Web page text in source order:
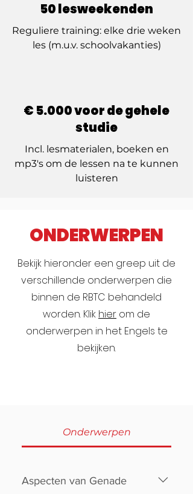
50 lesweekenden
Reguliere training: elke drie weken
les (m.u.v. schoolvakanties)
€ 5.000 voor de gehele
studie
Incl. lesmaterialen, boeken en
mp3's om de lessen na te kunnen
luisteren
ONDERWERPEN
Bekijk hieronder een greep uit de
verschillende onderwerpen die
binnen de RBTC behandeld
worden. Klik hier om de
onderwerpen in het Engels te
bekijken.
Onderwerpen
Aspecten van Genade